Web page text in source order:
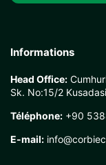
Informations
Head Office:
Sk. No:15/2
Téléphone: +90
E-mail: